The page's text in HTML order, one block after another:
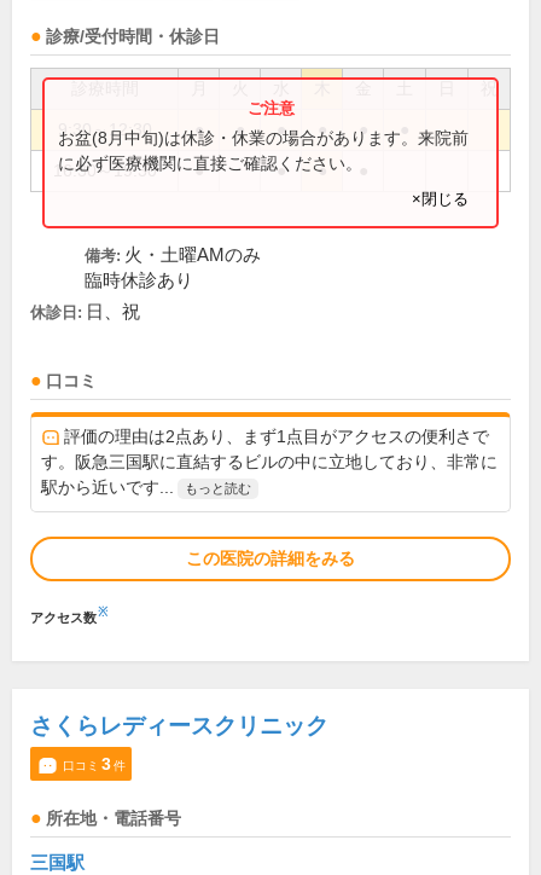
診療/受付時間・休診日
祝
9:30～12:30 ● ● ● ● ●
16:30～19:30 ● ● ●
お盆(8月中旬)は休診・休業の場合があります。来院前
に必ず医療機関に直接ご確認ください。
×閉じる
備考: 火・土曜AMのみ
臨時休診あり
休診日: 日、祝
口コミ
評価の理由は2点あり、まず1点目がアクセスの便利さで
す。阪急三国駅に直結するビルの中に立地しており、非常に
駅から近いです...
もっと読む
この医院の詳細をみる
アクセス数※
さくらレディースクリニック
口コミ 3件
所在地・電話番号
三国駅